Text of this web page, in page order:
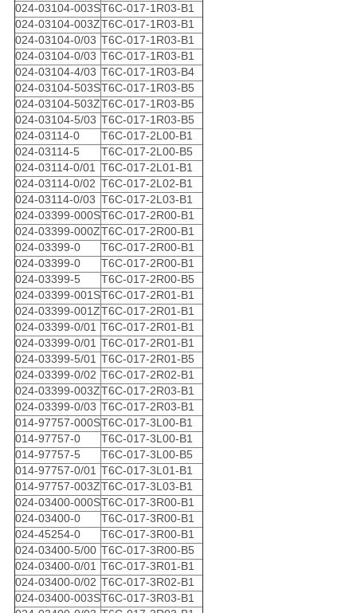
024-03104-003ST6C-017-1R03-B1
024-03104-003ZT6C-017-1R03-B1
024-03104-0/03 T6C-017-1R03-B1
024-03104-0/03 T6C-017-1R03-B1
024-03104-4/03 T6C-017-1R03-B4
024-03104-503ST6C-017-1R03-B5
024-03104-503ZT6C-017-1R03-B5
024-03104-5/03 T6C-017-1R03-B5
024-03114-0
T6C-017-2L00-B1
024-03114-5
T6C-017-2L00-B5
024-03114-0/01
T6C-017-2L01-B1
024-03114-0/02 T6C-017-2L02-B1
024-03114-0/03 T6C-017-2L03-B1
024-03399-000ST6C-017-2R00-B1
024-03399-000ZT6C-017-2R00-B1
024-03399-0
T6C-017-2R00-B1
024-03399-0
T6C-017-2R00-B1
024-03399-5
T6C-017-2R00-B5
024-03399-001ST6C-017-2R01-B1
024-03399-001ZT6C-017-2R01-B1
024-03399-0/01 T6C-017-2R01-B1
024-03399-0/01 T6C-017-2R01-B1
024-03399-5/01 T6C-017-2R01-B5
024-03399-0/02 T6C-017-2R02-B1
024-03399-003ZT6C-017-2R03-B1
024-03399-0/03 T6C-017-2R03-B1
014-97757-000ST6C-017-3L00-B1
014-97757-0
T6C-017-3L00-B1
014-97757-5
T6C-017-3L00-B5
014-97757-0/01 T6C-017-3L01-B1
014-97757-003ZT6C-017-3L03-B1
024-03400-000ST6C-017-3R00-B1
024-03400-0
T6C-017-3R00-B1
024-45254-0
T6C-017-3R00-B1
024-03400-5/00 T6C-017-3R00-B5
024-03400-0/01 T6C-017-3R01-B1
024-03400-0/02 T6C-017-3R02-B1
024-03400-003ST6C-017-3R03-B1